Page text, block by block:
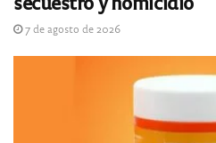
7 de agosto de 2026